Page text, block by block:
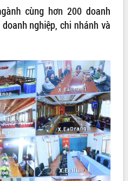
cùng hơn 200 doanh
nghiệp, chi nhánh và